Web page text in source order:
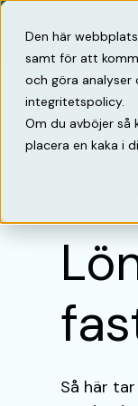
Den här
samt för att
och göra analyser
integritetspolicy.
Om du avböjer så
placera en kaka i
Så här